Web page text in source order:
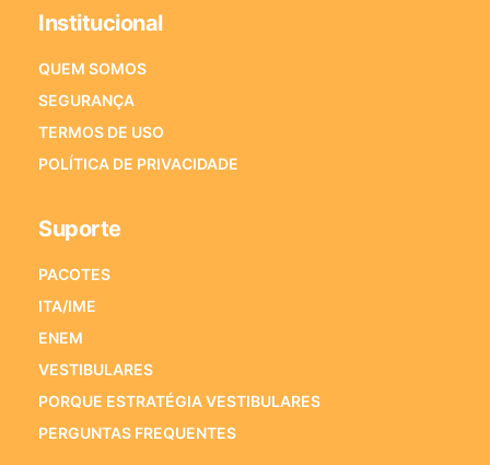
Institucional
QUEM SOMOS
SEGURANÇA
TERMOS DE USO
POLÍTICA DE PRIVACIDADE
Suporte
PACOTES
ITA/IME
ENEM
VESTIBULARES
PORQUE ESTRATÉGIA VESTIBULARES
PERGUNTAS FREQUENTES